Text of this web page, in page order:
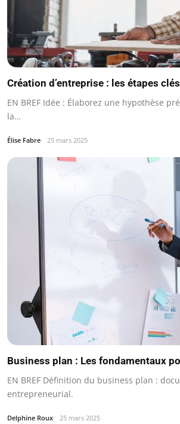
Création d’entreprise : les étapes
EN BREF Idée : Élaborez une hypothèse
la…
Élise Fabre 25 mars 2025
Business plan : Les fondamentaux
EN BREF Définition du business plan :
entrepreneurial.
Delphine Roux 25 mars 2025